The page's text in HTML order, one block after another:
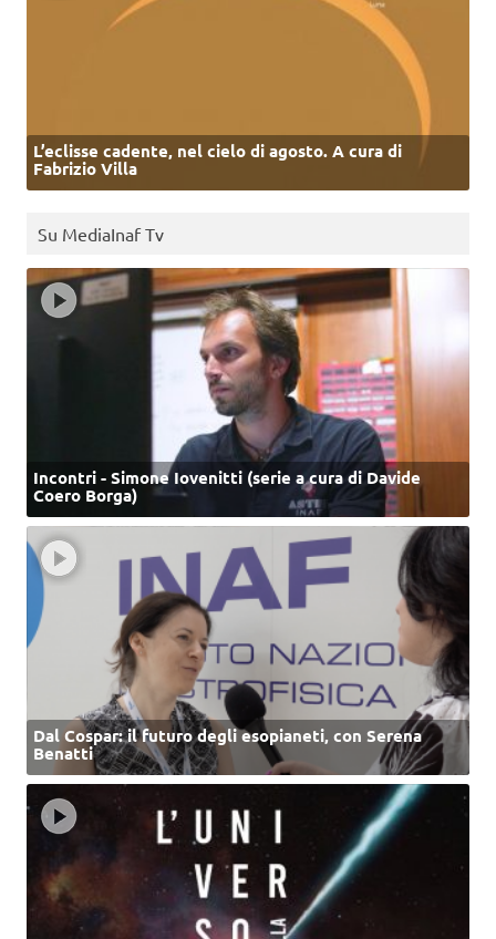
L’eclisse cadente, nel cielo di agosto. A cura di
Fabrizio Villa
Su MediaInaf Tv
Incontri - Simone Iovenitti (serie a cura di Davide
Coero Borga)
Dal Cospar: il futuro degli esopianeti, con Serena
Benatti